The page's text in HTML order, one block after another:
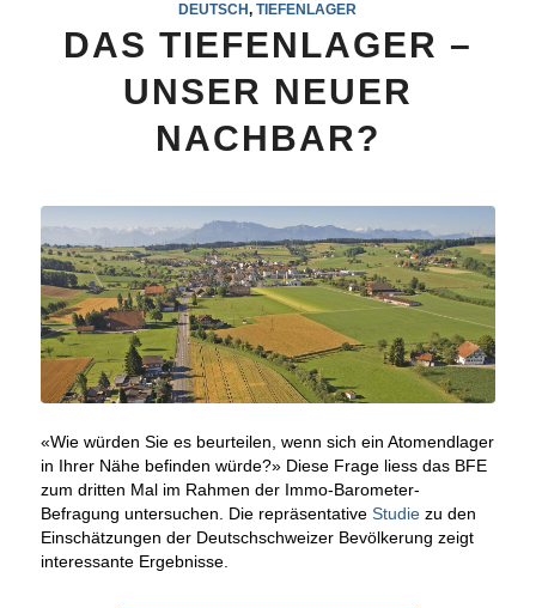
DEUTSCH,TIEFENLAGER
DAS TIEFENLAGER –
UNSER NEUER
NACHBAR?
«Wie würden Sie es beurteilen, wenn sich ein Atomendlager
in Ihrer Nähe befinden würde?» Diese Frage liess das BFE
zum dritten Mal im Rahmen der Immo-Barometer-
Befragung untersuchen. Die repräsentative Studiezu den
Einschätzungen der Deutschschweizer Bevölkerung zeigt
interessante Ergebnisse.